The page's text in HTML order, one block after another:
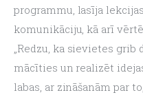
programmu, lasīja
komunikāciju, kā arī
„Redzu, ka sievietes
mācīties un realizēt
labas, ar zināšanām par